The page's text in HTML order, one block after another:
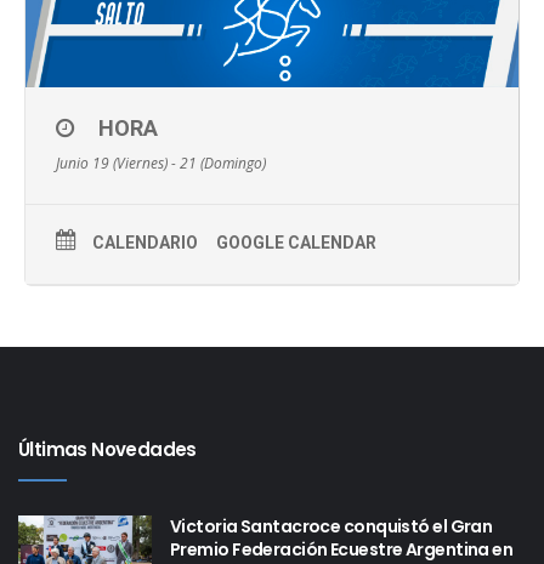
HORA
Junio 19 (Viernes) - 21 (Domingo)
CALENDARIO GOOGLE CALENDAR
Últimas Novedades
Victoria Santacroce conquistó el Gran
Premio Federación Ecuestre Argentina en